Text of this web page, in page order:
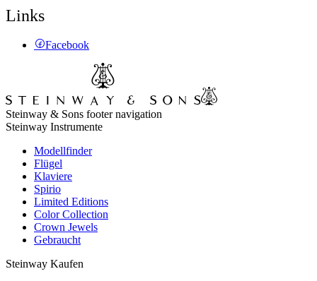
Links
Facebook
Steinway & Sons footer navigation
Steinway Instrumente
Modellfinder
Flügel
Klaviere
Spirio
Limited Editions
Color Collection
Crown Jewels
Gebraucht
Steinway Kaufen